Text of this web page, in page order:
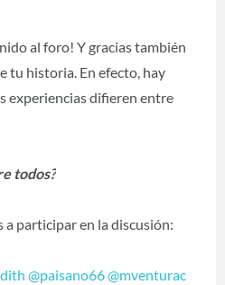
al foro! Y gracias también
tu historia. En efecto, hay
experiencias difieren entre
todos?
participar en la discusión:
@paisano66@mventurac